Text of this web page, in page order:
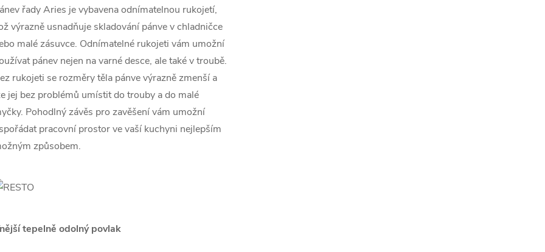
řady Aries je vybavena odnímatelnou rukojetí,
výrazně usnadňuje skladování pánve v chladničce
malé zásuvce. Odnímatelné rukojeti vám umožní
pánev nejen na varné desce, ale také v troubě.
rukojeti se rozměry těla pánve výrazně zmenší a
jej bez problémů umístit do trouby a do malé
Pohodlný závěs pro zavěšení vám umožní
pracovní prostor ve vaší kuchyni nejlepším
způsobem.
tepelně odolný povlak